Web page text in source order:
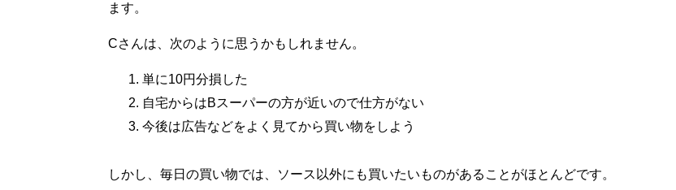
ます。
Cさんは、次のように思うかもしれません。
単に10円分損した
自宅からはBスーパーの方が近いので仕方がない
今後は広告などをよく見てから買い物をしよう
しかし、毎日の買い物では、ソース以外にも買いたいものがあることがほとんどです。